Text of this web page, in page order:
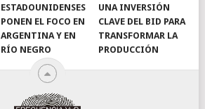
ESTADOUNIDENSES
PONEN EL FOCO EN
ARGENTINA Y EN
RÍO NEGRO
UNA INVERSIÓN
CLAVE DEL BID PARA
TRANSFORMAR LA
PRODUCCIÓN